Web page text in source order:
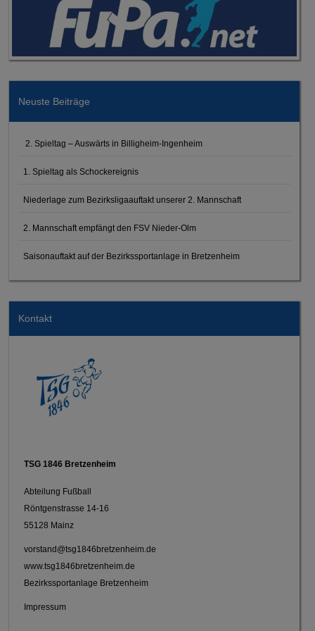
Neuste Beiträge
2. Spieltag – Auswärts in Billigheim-Ingenheim
1. Spieltag als Schockereignis
Niederlage zum Bezirksligaauftakt unserer 2. Mannschaft
2. Mannschaft empfängt den FSV Nieder-Olm
Saisonauftakt auf der Bezirkssportanlage in Bretzenheim
Kontakt
TSG 1846 Bretzenheim
Abteilung Fußball
Röntgenstrasse 14-16
55128 Mainz
vorstand@tsg1846bretzenheim.de
www.tsg1846bretzenheim.de
Bezirkssportanlage Bretzenheim
Impressum